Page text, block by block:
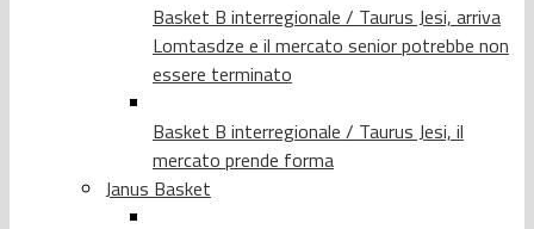
Basket B interregionale / Taurus Jesi, arriva
Lomtasdze e il mercato senior potrebbe non
essere terminato
Basket B interregionale / Taurus Jesi, il
mercato prende forma
Janus Basket